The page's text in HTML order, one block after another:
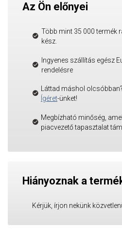
Az Ön előnyei
Több mint 35 000 termék
kész.
Ingyenes szállítás egész
rendelésre
Láttad máshol
Ígéret-ünket!
Megbízható minőség,
piacvezető tapasztalat
Hiányoznak a
Kérjük, írjon nekünk